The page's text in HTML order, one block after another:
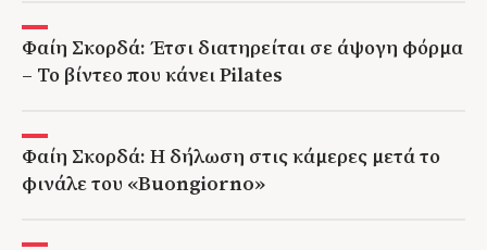
Φαίη Σκορδά: Έτσι διατηρείται σε άψογη φόρμα
– Το βίντεο που κάνει Pilates
Φαίη Σκορδά: Η δήλωση στις κάμερες μετά το
φινάλε του «Buongiorno»